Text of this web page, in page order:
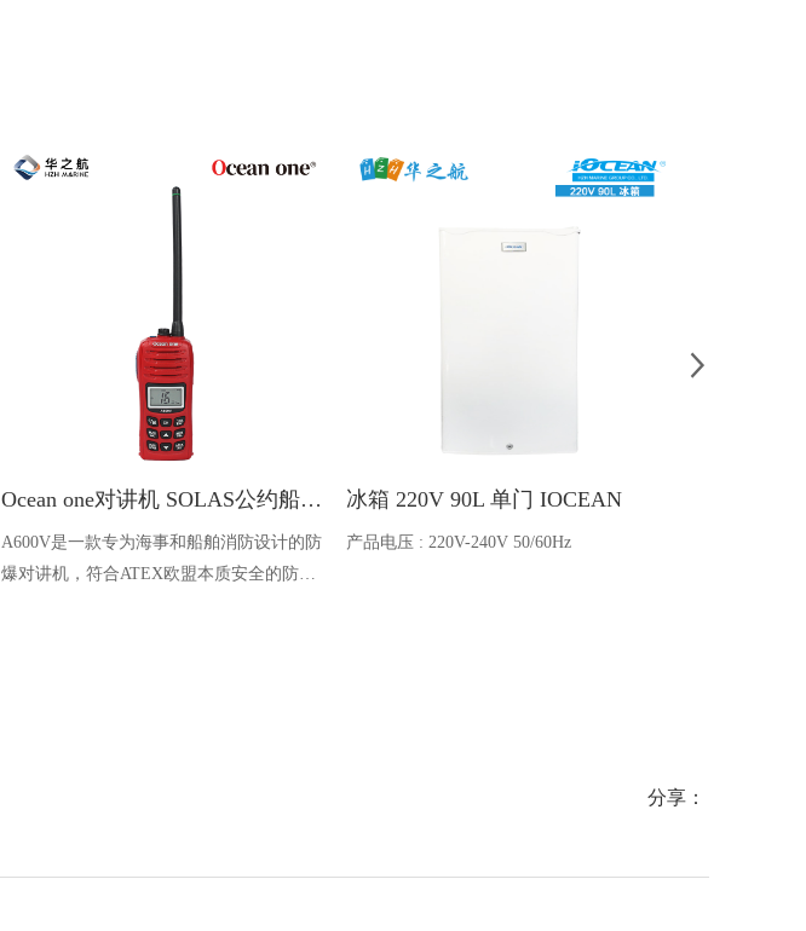
Ocean one对讲机 SOLAS公约船舶消防A600V ATEX防爆对讲机
A600V是一款专为海事和船舶消防设计的防
爆对讲机，符合ATEX欧盟本质安全的防爆
冰箱 220V 90L 单门 IOCEAN
产品电压 : 220V-240V 50/60Hz
分享：